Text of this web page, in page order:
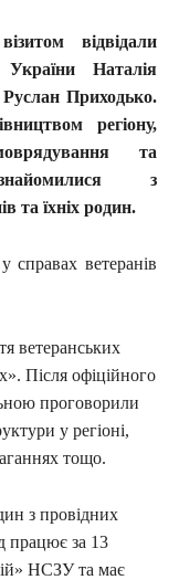
відвідали
України Наталія
Руслан Приходько.
регіону,
та
з
та їхніх родин.
справах ветеранів
ветеранських
Після офіційного
проговорили
у регіоні,
тощо.
з провідних
працює за 13
НСЗУ та має